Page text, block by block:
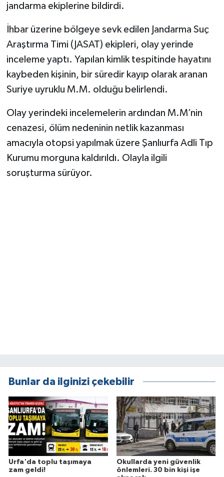
jandarma ekiplerine bildirdi.
İhbar üzerine bölgeye sevk edilen Jandarma Suç
Araştırma Timi (JASAT) ekipleri, olay yerinde
inceleme yaptı. Yapılan kimlik tespitinde hayatını
kaybeden kişinin, bir süredir kayıp olarak aranan
Suriye uyruklu M.M. olduğu belirlendi.
Olay yerindeki incelemelerin ardından M.M’nin
cenazesi, ölüm nedeninin netlik kazanması
amacıyla otopsi yapılmak üzere Şanlıurfa Adli Tıp
Kurumu morguna kaldırıldı. Olayla ilgili
soruşturma sürüyor.
Bunlar da ilginizi çekebilir
Urfa'da toplu taşımaya
zam geldi!
Okullarda yeni güvenlik
önlemleri. 30 bin kişi işe